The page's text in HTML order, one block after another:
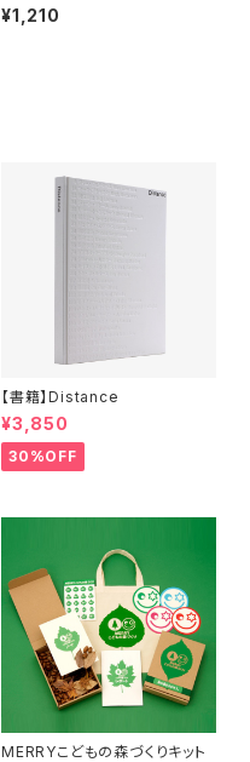
¥1,210
【書籍】Distance
¥3,850
30%OFF
MERRYこどもの森づくりキット